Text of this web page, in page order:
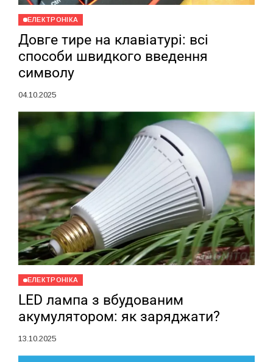
ЕЛЕКТРОНІКА
Довге тире на клавіатурі: всі
способи швидкого введення
символу
04.10.2025
ЕЛЕКТРОНІКА
LED лампа з вбудованим
акумулятором: як заряджати?
13.10.2025